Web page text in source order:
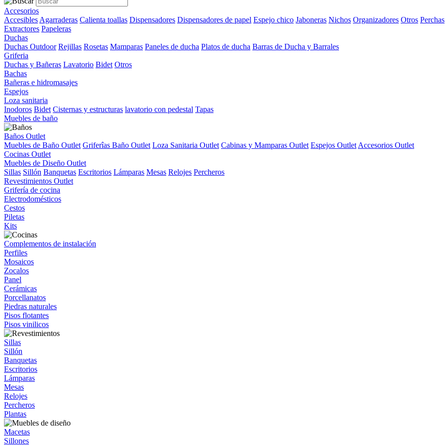
Accesorios
Accesibles Agarraderas Calienta toallas Dispensadores Dispensadores de papel Espejo chico Jaboneras Nichos Organizadores Otros Perchas
Extractores Papeleras
Duchas
Duchas Outdoor Rejillas Rosetas Mamparas Paneles de ducha Platos de ducha Barras de Ducha y Barrales
Griferia
Duchas y Bañeras Lavatorio Bidet Otros
Bachas
Bañeras e hidromasajes
Espejos
Loza sanitaria
Inodoros Bidet Cisternas y estructuras lavatorio con pedestal Tapas
Muebles de baño
Baños Outlet
Muebles de Baño Outlet Griferîas Baño Outlet Loza Sanitaria Outlet Cabinas y Mamparas Outlet Espejos Outlet Accesorios Outlet
Cocinas Outlet
Muebles de Diseño Outlet
Sillas Sillón Banquetas Escritorios Lámparas Mesas Relojes Percheros
Revestimientos Outlet
Grifería de cocina
Electrodomésticos
Cestos
Piletas
Kits
Complementos de instalación
Perfiles
Mosaicos
Zocalos
Panel
Cerámicas
Porcellanatos
Piedras naturales
Pisos flotantes
Pisos vinilicos
Sillas
Sillón
Banquetas
Escritorios
Lámparas
Mesas
Relojes
Percheros
Plantas
Macetas
Sillones